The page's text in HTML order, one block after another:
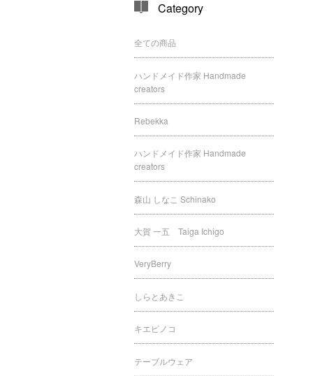
Category
全ての商品
ハンドメイド作家 Handmade
creators
Rebekka
ハンドメイド作家 Handmade
creators
森山 しなこ Schinako
大賀 一五 Taiga Ichigo
VeryBerry
しらとあきこ
キエピノコ
テーブルウェア